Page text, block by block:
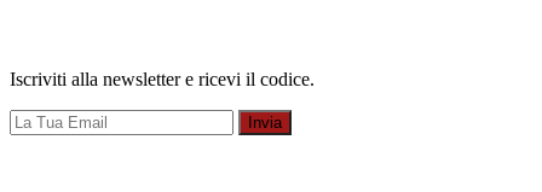
Iscriviti alla newsletter e ricevi il codice.
Invia